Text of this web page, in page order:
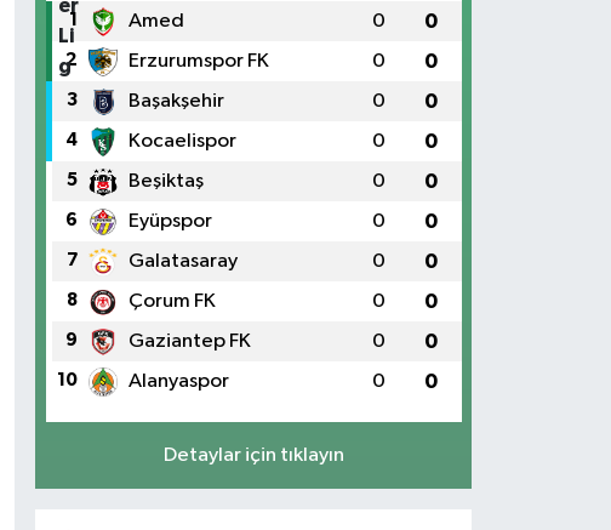
1 Amed 0 0
2 Erzurumspor FK 0 0
3 Başakşehir 0 0
4 Kocaelispor 0 0
5 Beşiktaş 0 0
6 Eyüpspor 0 0
7 Galatasaray 0 0
8 Çorum FK 0 0
9 Gaziantep FK 0 0
10 Alanyaspor 0 0
Detaylar için tıklayın